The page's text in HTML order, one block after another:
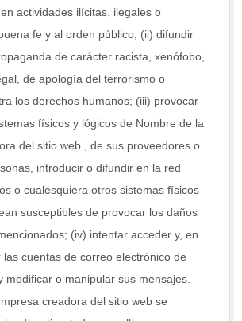
actividades ilícitas, ilegales o
fe y al orden público; (ii) difundir
de carácter racista, xenófobo,
de apología del terrorismo o
los derechos humanos; (iii) provocar
físicos y lógicos de Nombre de la
del sitio web , de sus proveedores o
introducir o difundir en la red
o cualesquiera otros sistemas físicos
susceptibles de provocar los daños
(iv) intentar acceder y, en
las cuentas de correo electrónico de
modificar o manipular sus mensajes.
creadora del sitio web se